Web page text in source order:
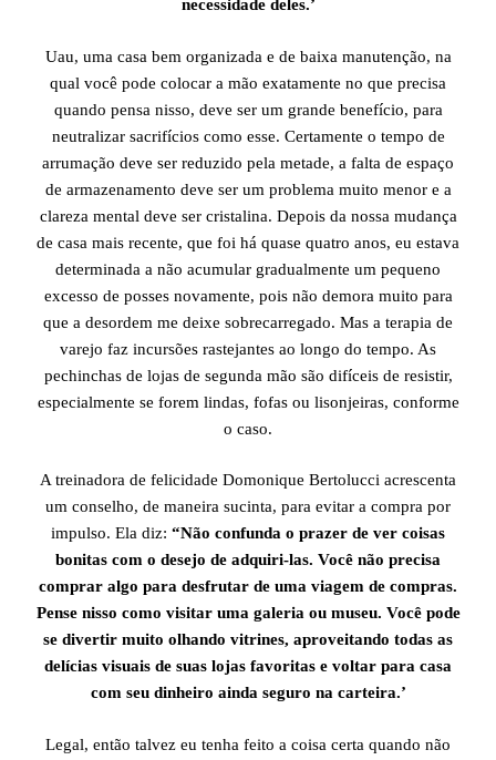
necessidade deles.’
Uau, uma casa bem organizada e de baixa manutenção, na
qual você pode colocar a mão exatamente no que precisa
quando pensa nisso, deve ser um grande benefício, para
neutralizar sacrifícios como esse. Certamente o tempo de
arrumação deve ser reduzido pela metade, a falta de espaço
de armazenamento deve ser um problema muito menor e a
clareza mental deve ser cristalina. Depois da nossa mudança
de casa mais recente, que foi há quase quatro anos, eu estava
determinada a não acumular gradualmente um pequeno
excesso de posses novamente, pois não demora muito para
que a desordem me deixe sobrecarregado. Mas a terapia de
varejo faz incursões rastejantes ao longo do tempo. As
pechinchas de lojas de segunda mão são difíceis de resistir,
especialmente se forem lindas, fofas ou lisonjeiras, conforme
o caso.
A treinadora de felicidade Domonique Bertolucci acrescenta
um conselho, de maneira sucinta, para evitar a compra por
impulso. Ela diz: “Não confunda o prazer de ver coisas
bonitas com o desejo de adquiri-las. Você não precisa
comprar algo para desfrutar de uma viagem de compras.
Pense nisso como visitar uma galeria ou museu. Você pode
se divertir muito olhando vitrines, aproveitando todas as
delícias visuais de suas lojas favoritas e voltar para casa
com seu dinheiro ainda seguro na carteira.’
Legal, então talvez eu tenha feito a coisa certa quando não